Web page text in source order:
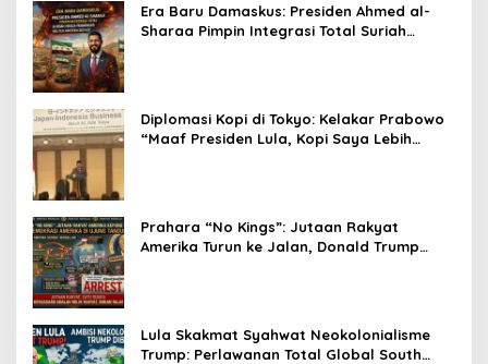
Era Baru Damaskus: Presiden Ahmed al-
Sharaa Pimpin Integrasi Total Suriah
Diplomasi Kopi di Tokyo: Kelakar Prabowo
“Maaf Presiden Lula, Kopi Saya Lebih
Prahara “No Kings”: Jutaan Rakyat
Amerika Turun ke Jalan, Donald Trump
Lula Skakmat Syahwat Neokolonialisme
Trump: Perlawanan Total Global South